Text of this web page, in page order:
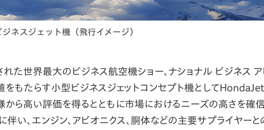
ネスジェット機（飛行イメージ）
世界最大のビジネス航空機ショー、ナショナル ビジネス ア
をもたらす小型ビジネスジェットコンセプト機として
ら高い評価を得るとともに市場におけるニーズの高さを確
伴い、エンジン、アビオニクス、胴体などの主要サプライヤー